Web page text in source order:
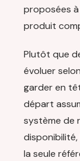
proposées
produit
Plutôt que
évoluer
garder en
départ
système de
la seule